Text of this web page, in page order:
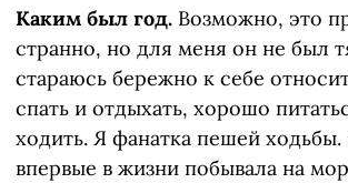
Каким был год. Возможно, это
странно, но для меня он не был
стараюсь бережно к себе
спать и отдыхать, хорошо
ходить. Я фанатка пешей ходьбы.
впервые в жизни побывала на